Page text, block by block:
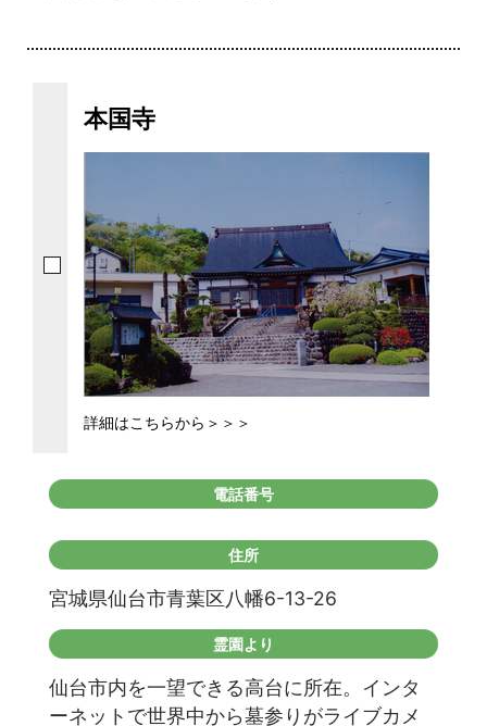
本国寺
詳細はこちらから＞＞＞
電話番号
住所
宮城県仙台市青葉区八幡6-13-26
霊園より
仙台市内を一望できる高台に所在。インタ
ーネットで世界中から墓参りがライブカメ